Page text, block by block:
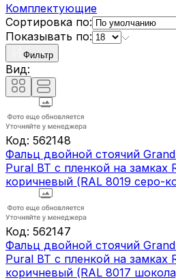
Комплектующие
Сортировка по:
Показывать по:
Фильтр
Вид:
Код: 562148
Фальц двойной стоячий
Pural BT с пленкой на замках
коричневый (RAL 8019 серо-
Код: 562147
Фальц двойной стоячий
Pural BT с пленкой на замках
коричневый (RAL 8017